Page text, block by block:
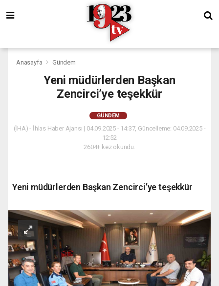
Anasayfa Gündem
Yeni müdürlerden Başkan
Zencirci’ye teşekkür
GÜNDEM
(İHA) - İhlas Haber Ajansı | 04.09.2025 - 14:37, Güncelleme: 04.09.2025 -
12:52
2604+ kez okundu.
Yeni müdürlerden Başkan Zencirci’ye teşekkür